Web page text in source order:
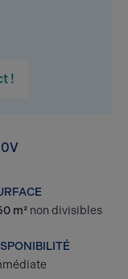
!
0V
m² non divisibles